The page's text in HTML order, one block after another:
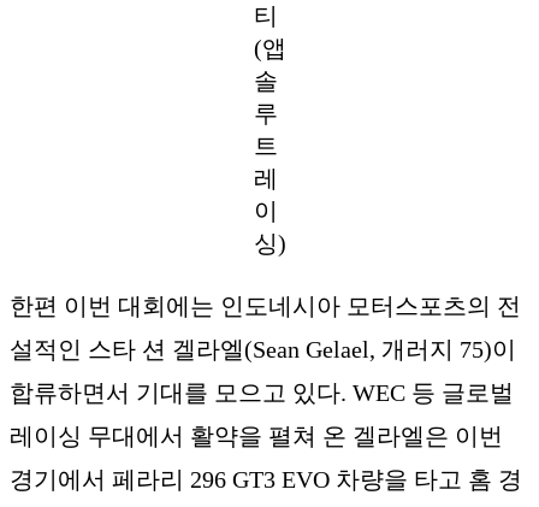
티
(앱
솔
루
트
레
이
싱)
한편 이번 대회에는 인도네시아 모터스포츠의 전
설적인 스타 션 겔라엘(Sean Gelael, 개러지 75)이
합류하면서 기대를 모으고 있다. WEC 등 글로벌
레이싱 무대에서 활약을 펼쳐 온 겔라엘은 이번
경기에서 페라리 296 GT3 EVO 차량을 타고 홈 경